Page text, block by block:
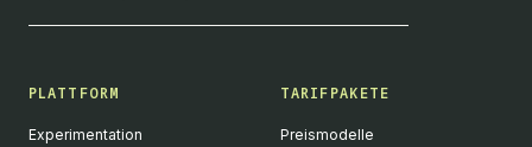
PLATTFORM
Experimentation
TARIFPAKETE
Preismodelle